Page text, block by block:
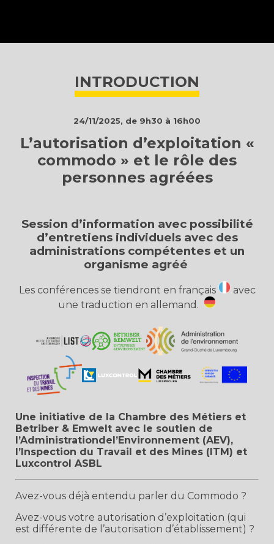
INTRODUCTION
PROGRAMME
INSCRIPTION
INTRODUCTION
24/11/2025, de 9h30 à 16h00
L’autorisation d’exploitation «
commodo » et le rôle des
personnes agréées
Session d’information avec possibilité
d’entretiens individuels avec des
administrations compétentes et un
organisme agréé
Les conférences se tiendront en français
avec
une traduction en allemand.
Une initiative de la Chambre des Métiers et
Betriber & Emwelt avec le soutien de
l’Administrationdel’Environnement (AEV),
l’Inspection du Travail et des Mines (ITM) et
Luxcontrol ASBL
Avez-vous déjà entendu parler du Commodo ?
Avez-vous votre autorisation d’exploitation (qui
est différente de l’autorisation d’établissement) ?